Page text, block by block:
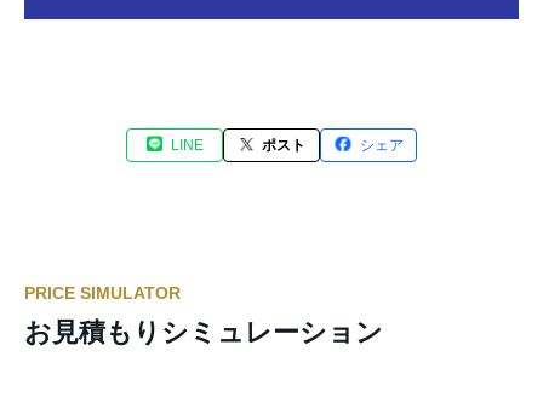
LINE ポスト シェア
PRICE SIMULATOR
お見積もりシミュレーション